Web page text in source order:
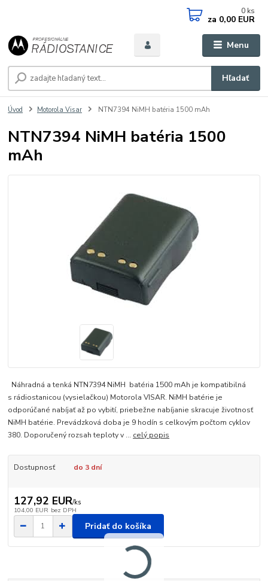
Menu
Hľadať
0 ks
za 0,00 EUR
Úvod Motorola Visar NTN7394 NiMH batéria 1500 mAh
NTN7394 NiMH batéria 1500
mAh
Náhradná a tenká NTN7394 NiMH batéria 1500 mAh je kompatibilná
s rádiostanicou (vysielačkou) Motorola VISAR. NiMH batérie je
odporúčané nabíjať až po vybití, priebežne nabíjanie skracuje životnosť
NiMH batérie. Prevádzková doba je 9 hodín s celkovým počtom cyklov
380. Doporučený rozsah teploty v ... celý popis
Dostupnosť do 3 dní
127,92 EUR/ks
104,00 EUR bez DPH
Pridať do košíka